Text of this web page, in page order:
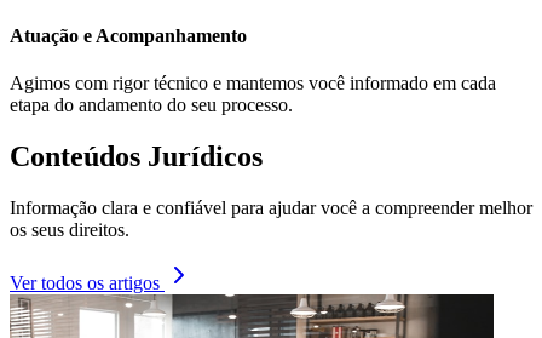
Atuação e Acompanhamento
Agimos com rigor técnico e mantemos você informado em cada
etapa do andamento do seu processo.
Conteúdos Jurídicos
Informação clara e confiável para ajudar você a compreender melhor
os seus direitos.
Ver todos os artigos